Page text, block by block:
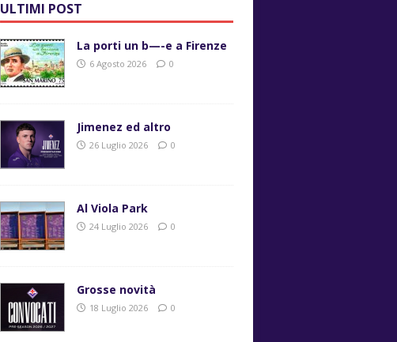
ULTIMI POST
La porti un b—-e a Firenze
6 Agosto 2026 0
Jimenez ed altro
26 Luglio 2026 0
Al Viola Park
24 Luglio 2026 0
Grosse novità
18 Luglio 2026 0